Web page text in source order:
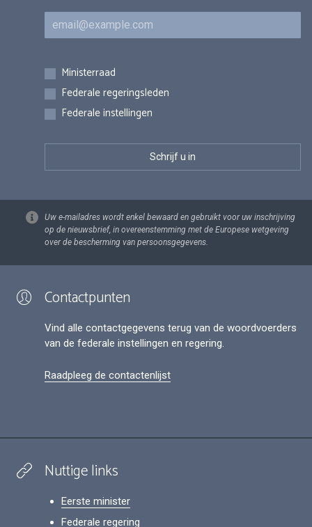
E-mail
Inschrijvingen
Ministerraad
Federale regeringsleden
Federale instellingen
Uw e-mailadres wordt enkel bewaard en gebruikt voor uw inschrijving
op de nieuwsbrief, in overeenstemming met de Europese wetgeving
over de bescherming van persoonsgegevens.
Contactpunten
Vind alle contactgegevens terug van de woordvoerders
van de federale instellingen en regering.
Raadpleeg de contactenlijst
Nuttige links
Eerste minister
Federale regering